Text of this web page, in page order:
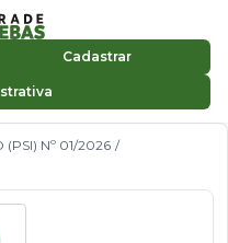
Cadastrar
(PSI) Nº 01/2026 /